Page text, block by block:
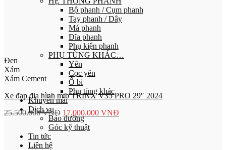
Bộ phanh / Cụm phanh
Tay phanh / Dây
Má phanh
Đĩa phanh
Phụ kiện phanh
PHỤ TÙNG KHÁC…
Yên
Cọc yên
Ổ bi
Phụ tùng khác
Khuyến mãi
Dịch vụ
Bảo dưỡng
Góc kỹ thuật
Tin tức
Liên hệ
Đen
Xám
Xám Cement
Xe đạp địa hình mtb TRINX V35 PRO 29″ 2024
25.500.000VNĐ 17.000.000 VNĐ